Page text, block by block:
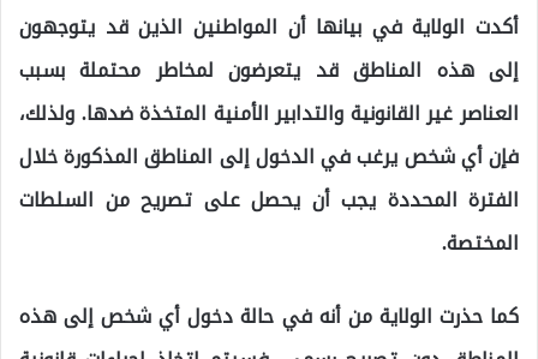
أكدت الولاية في بيانها أن المواطنين الذين قد يتوجهون
إلى هذه المناطق قد يتعرضون لمخاطر محتملة بسبب
العناصر غير القانونية والتدابير الأمنية المتخذة ضدها. ولذلك،
فإن أي شخص يرغب في الدخول إلى المناطق المذكورة خلال
الفترة المحددة يجب أن يحصل على تصريح من السلطات
المختصة.
كما حذرت الولاية من أنه في حالة دخول أي شخص إلى هذه